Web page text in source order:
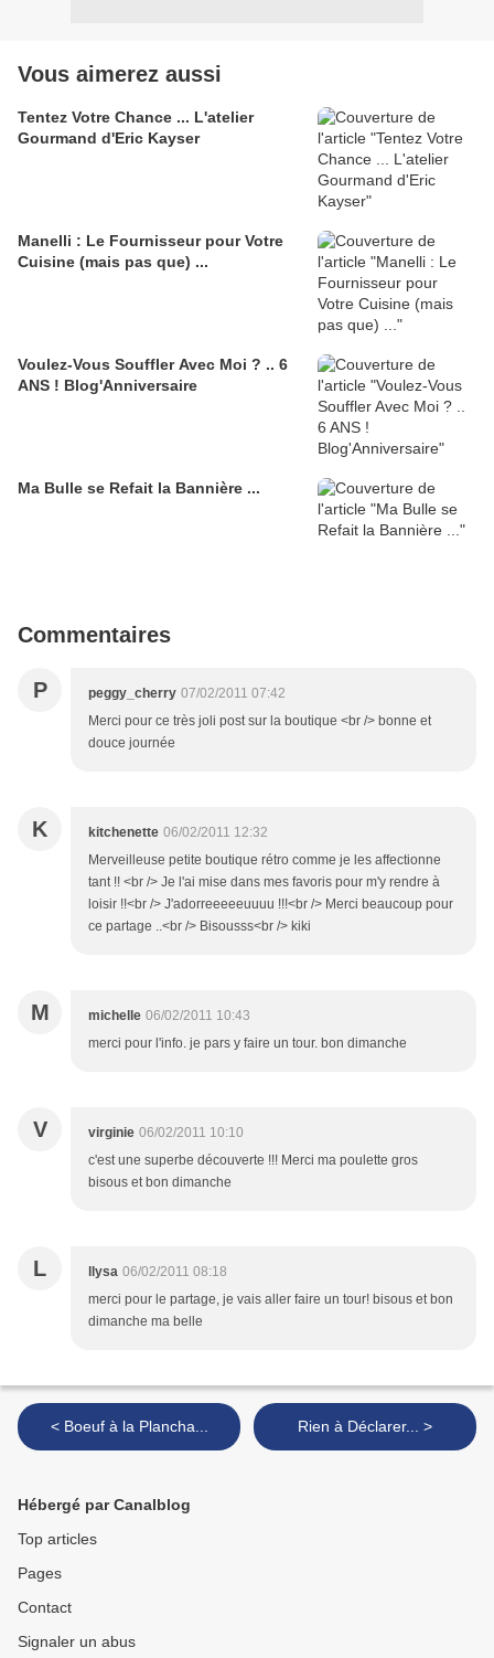
Vous aimerez aussi
Tentez Votre Chance ... L'atelier
Gourmand d'Eric Kayser
Manelli : Le Fournisseur pour Votre
Cuisine (mais pas que) ...
Voulez-Vous Souffler Avec Moi ? .. 6
ANS ! Blog'Anniversaire
Ma Bulle se Refait la Bannière ...
Commentaires
P peggy_cherry 07/02/2011 07:42
Merci pour ce très joli post sur la boutique <br /> bonne et
douce journée
K kitchenette 06/02/2011 12:32
Merveilleuse petite boutique rétro comme je les affectionne
tant !! <br /> Je l'ai mise dans mes favoris pour m'y rendre à
loisir !!<br /> J'adorreeeeeuuuu !!!<br /> Merci beaucoup pour
ce partage ..<br /> Bisousss<br /> kiki
M michelle 06/02/2011 10:43
merci pour l'info. je pars y faire un tour. bon dimanche
V virginie 06/02/2011 10:10
c'est une superbe découverte !!! Merci ma poulette gros
bisous et bon dimanche
L llysa 06/02/2011 08:18
merci pour le partage, je vais aller faire un tour! bisous et bon
dimanche ma belle
< Boeuf à la Plancha... Rien à Déclarer... >
Hébergé par Canalblog
Top articles
Pages
Contact
Signaler un abus